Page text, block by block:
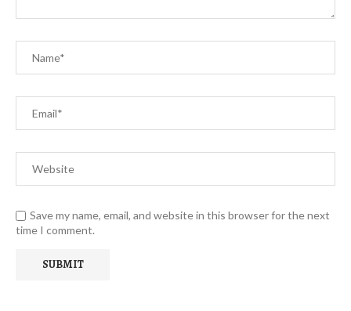
Save my name, email, and website in this browser for the next
time I comment.